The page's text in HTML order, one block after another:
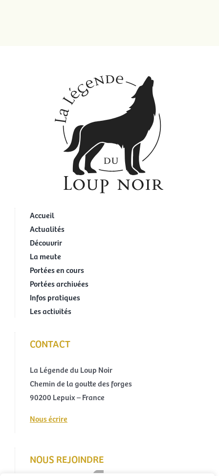
Accueil
Actualités
Découvrir
La meute
Portées en cours
Portées archivées
Infos pratiques
Les activités
CONTACT
La Légende du Loup Noir
Chemin de la goutte des forges
90200 Lepuix – France
Nous écrire
NOUS REJOINDRE